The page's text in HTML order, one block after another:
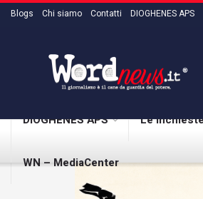
Blogs Chi siamo Contatti DIOGHENES APS
DIOGHENES APS Le
WN – MediaCenter